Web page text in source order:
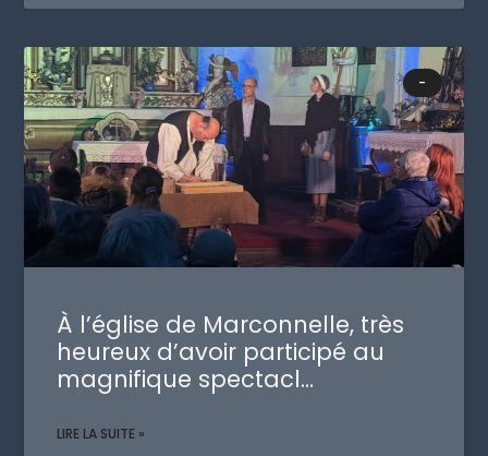
-
À l’église de Marconnelle, très
heureux d’avoir participé au
magnifique spectacl…
LIRE LA SUITE »